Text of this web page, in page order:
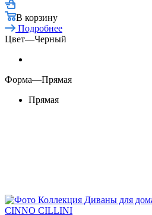
В корзину
Подробнее
Цвет—Черный
Форма—Прямая
Прямая